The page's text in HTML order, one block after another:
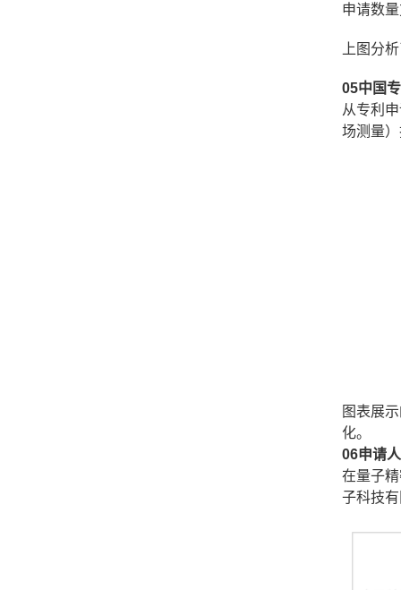
申请数
上图分
05中国
从专利
场测量
图表展
化。
06申请
在量子
子科技